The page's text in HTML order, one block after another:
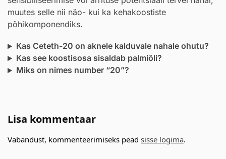
muutes selle nii näo- kui ka kehakoostiste
põhikomponendiks.
Kas Ceteth-20 on aknele kalduvale nahale ohutu?
Kas see koostisosa sisaldab palmiõli?
Miks on nimes number “20”?
Lisa kommentaar
Vabandust, kommenteerimiseks pead sisse logima.